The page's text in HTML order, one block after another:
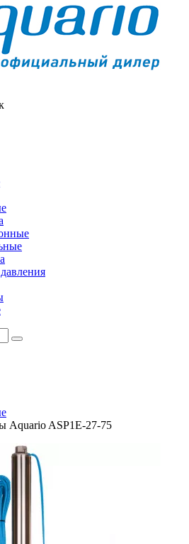
Aquario ASP1E-27-75